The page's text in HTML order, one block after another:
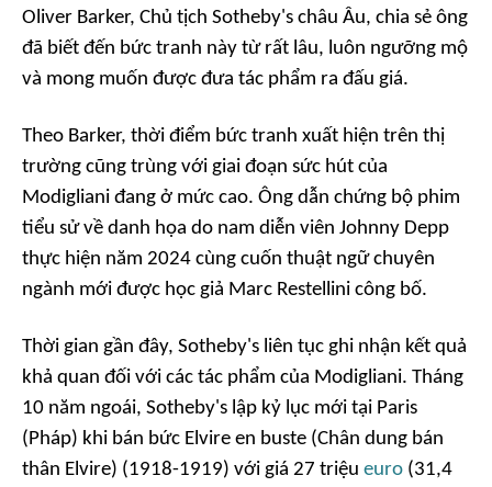
Oliver Barker, Chủ tịch Sotheby's châu Âu, chia sẻ ông
đã biết đến bức tranh này từ rất lâu, luôn ngưỡng mộ
và mong muốn được đưa tác phẩm ra đấu giá.
Theo Barker, thời điểm bức tranh xuất hiện trên thị
trường cũng trùng với giai đoạn sức hút của
Modigliani đang ở mức cao. Ông dẫn chứng bộ phim
tiểu sử về danh họa do nam diễn viên Johnny Depp
thực hiện năm 2024 cùng cuốn thuật ngữ chuyên
ngành mới được học giả Marc Restellini công bố.
Thời gian gần đây, Sotheby's liên tục ghi nhận kết quả
khả quan đối với các tác phẩm của Modigliani. Tháng
10 năm ngoái, Sotheby's lập kỷ lục mới tại Paris
(Pháp) khi bán bức Elvire en buste (Chân dung bán
thân Elvire) (1918-1919) với giá 27 triệu euro (31,4